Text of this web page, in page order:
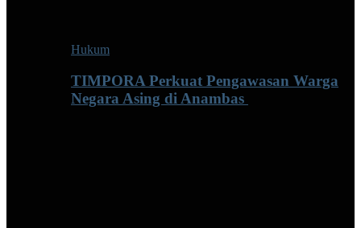
Hukum
TIMPORA Perkuat Pengawasan Warga
Negara Asing di Anambas ‎